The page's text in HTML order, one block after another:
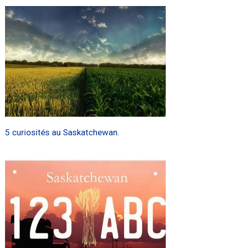
5 curiosités au Saskatchewan.